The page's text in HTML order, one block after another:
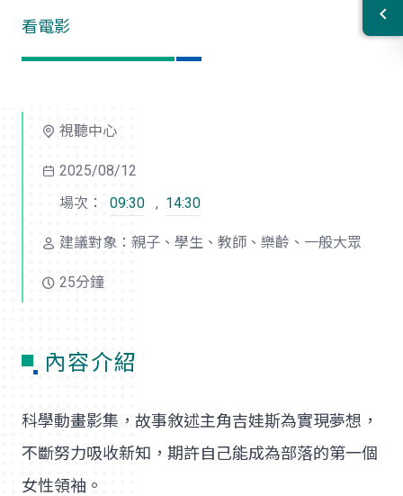
看電影
視聽中心
2025/08/12
場次：
09:30 , 14:30
建議對象：親子、學生、教師、樂齡、一般大眾
25分鐘
內容介紹
科學動畫影集，故事敘述主角吉娃斯為實現夢想，
不斷努力吸收新知，期許自己能成為部落的第一個
女性領袖。